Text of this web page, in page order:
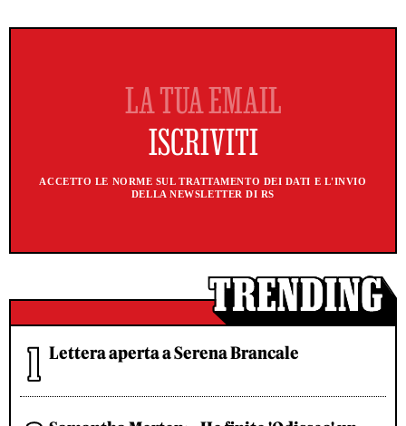
ACCETTO LE NORME SUL TRATTAMENTO DEI DATI E L'INVIO
DELLA NEWSLETTER DI RS
Lettera aperta a Serena Brancale